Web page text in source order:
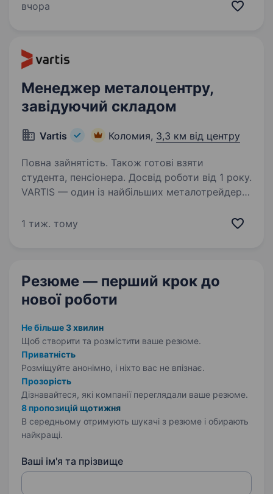
18р. до 30р. Умови роботи: Робота у нас
вчора
Менеджер металоцентру,
завідуючий складом
Vartis Коломия, 3,3 км від центру
Повна зайнятість. Також готові взяти
студента, пенсіонера. Досвід роботи від 1 року.
VARTIS — один із найбільших металотрейдерів
комплексне постачання металопрокату для
1 тиж. тому
Резюме — перший крок до
нової роботи
Не більше 3 хвилин
Щоб створити та розмістити ваше резюме.
Приватність
Розміщуйте анонімно, і ніхто вас не впізнає.
Прозорість
Дізнавайтеся, які компанії переглядали ваше резюме.
8 пропозицій щотижня
В середньому отримують шукачі з резюме і обирають
найкращі.
Ваші ім'я та прізвище